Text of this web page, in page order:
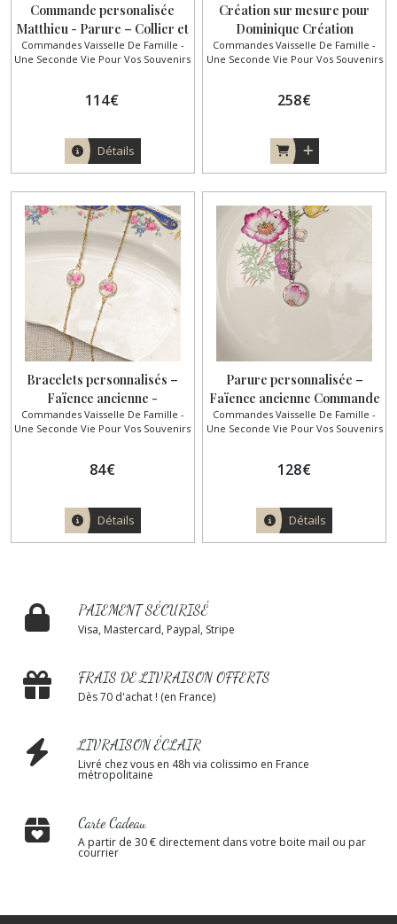
Commande personalisée
Matthieu - Parure – Collier et
Bracelet Artisanaux
Commandes Vaisselle De Famille -
Une Seconde Vie Pour Vos Souvenirs
114€
Détails
Création sur mesure pour
Dominique Création
artisanale française – Pièces
uniques
Commandes Vaisselle De Famille -
Une Seconde Vie Pour Vos Souvenirs
258€
Bracelets personnalisés –
Faïence ancienne -
Commande Coralie
Commandes Vaisselle De Famille -
Une Seconde Vie Pour Vos Souvenirs
84€
Détails
Parure personnalisée –
Faïence ancienne Commande
sur mesure pour Mélodie
Commandes Vaisselle De Famille -
Une Seconde Vie Pour Vos Souvenirs
128€
Détails
PAIEMENT SÉCURISÉ
Visa, Mastercard, Paypal, Stripe
FRAIS DE LIVRAISON OFFERTS
Dès 70 d'achat ! (en France)
LIVRAISON ÉCLAIR
Livré chez vous en 48h via colissimo en France
métropolitaine
Carte Cadeau
A partir de 30 € directement dans votre boite mail ou par
courrier